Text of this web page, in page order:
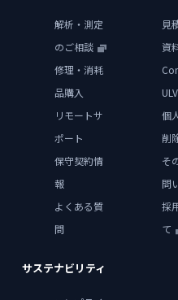
解析・測定
のご相談
修理・消耗
品購入
リモートサ
ポート
保守契約情
報
よくある質
問
サステナビリティ
見
資
個
削
そ
問
採
て